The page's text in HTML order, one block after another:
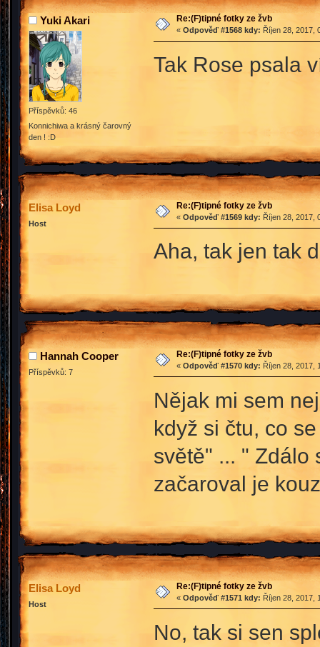
Yuki Akari
Příspěvků: 46
Konnichiwa a krásný čarovný
den ! :D
Re:(F)tipné fotky ze žvb
« Odpověď #1568 kdy: Říjen 28, 2017,
Tak Rose psala
Elisa Loyd
Host
Re:(F)tipné fotky ze žvb
« Odpověď #1569 kdy: Říjen 28, 2017,
Aha, tak jen tak
Hannah Cooper
Příspěvků: 7
Re:(F)tipné fotky ze žvb
« Odpověď #1570 kdy: Říjen 28, 2017,
Nějak mi sem
když si čtu, co
světě" ... " Zdálo
začaroval je
Elisa Loyd
Host
Re:(F)tipné fotky ze žvb
« Odpověď #1571 kdy: Říjen 28, 2017,
No, tak si sen